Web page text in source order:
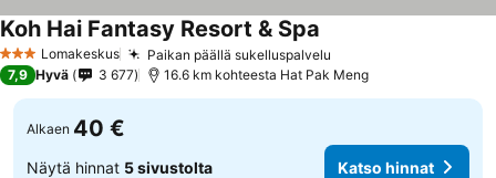
3 Tähtiluokitus
Lomakeskus Paikan päällä sukelluspalvelu
Koh Hai Fantasy Resort & Spa
7,9 Hyvä 3 677 16.6 km kohteesta Hat Pak Meng
Alkaen 40 €
Näytä hinnat 5 sivustolta Katso hinnat